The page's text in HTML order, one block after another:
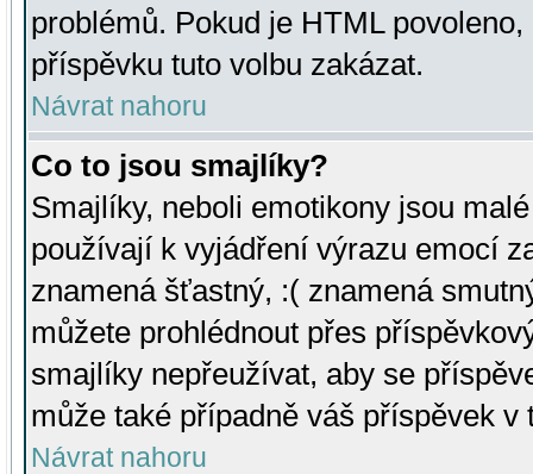
problémů. Pokud je HTML
příspěvku tuto volbu zakázat.
Návrat nahoru
Co to jsou smajlíky?
Smajlíky, neboli emotikony jsou
používají k vyjádření výrazu emocí
znamená šťastný, :( znamená
můžete prohlédnout přes
smajlíky nepřeužívat, aby se
může také případně váš příspěvek v
Návrat nahoru